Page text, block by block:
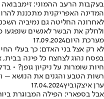
בעקבות הרעב ההמוני:
לאחרונה החליטה גם נמיביה
ולחלק את הבשר לאנשים שנפגעו
מערכת היום17.09.2024
לא רק אצל בני האדם: כך בעלי
בפסח נהוג לצחצח כל פינה
חיות שומרות על ניקיון גופן? •
רשות הטבע והגנים את הנושא –
ערן איצקוביץ17.04.2024
אבל בספארי: הפילה המבוגרת